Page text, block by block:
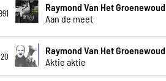
Raymond Van Het Groenewoud
Aan de meet
Raymond Van Het Groenewoud
Aktie aktie